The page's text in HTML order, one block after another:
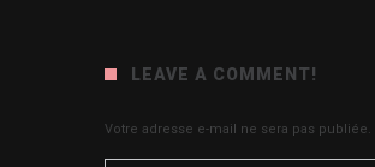
LEAVE A COMMENT!
Votre adresse e-mail ne sera pas publiée.